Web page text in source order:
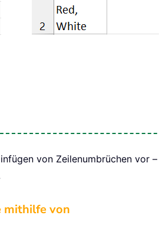
von Zeilenumbrüchen vor –
mithilfe von